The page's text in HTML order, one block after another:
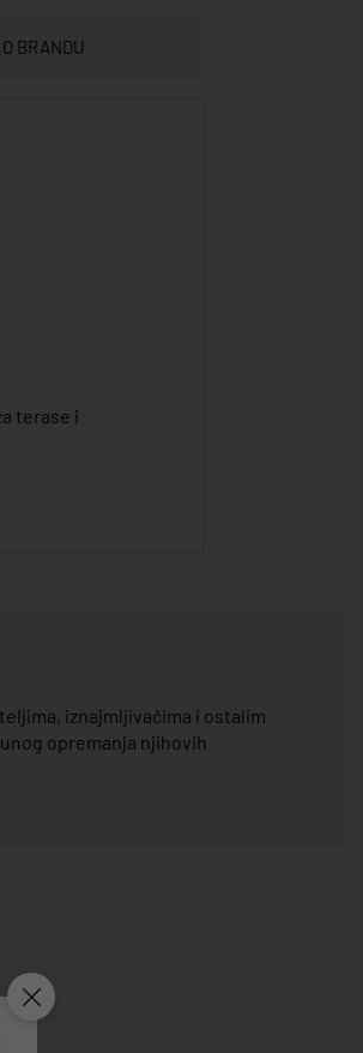
O BRANDU
terase i
iznajmljivačima i ostalim
opremanja njihovih